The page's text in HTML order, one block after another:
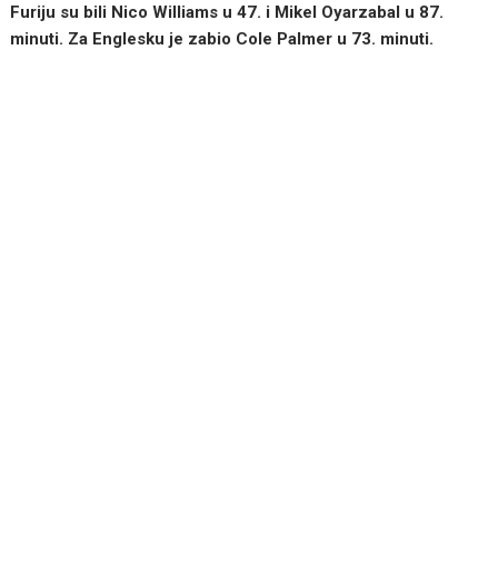
Furiju su bili Nico Williams u 47. i Mikel Oyarzabal u 87.
minuti. Za Englesku je zabio Cole Palmer u 73. minuti.